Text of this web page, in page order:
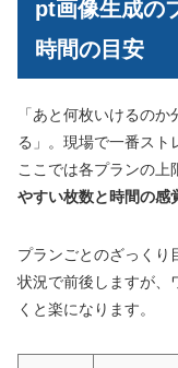
pt画像生成の
時間の目安
「あと何枚いけるの
る」。現場で一番スト
ここでは各プランの上
やすい枚数と時間の感
プランごとのざっくり
状況で前後しますが、
くと楽になります。